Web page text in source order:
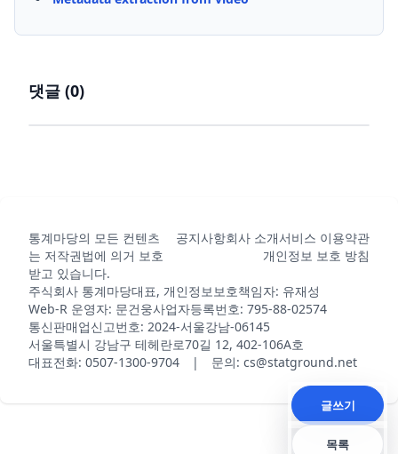
댓글 (0)
통계마당의 모든 컨텐츠
는 저작권법에 의거 보호
받고 있습니다.
공지사항회사 소개서비스 이용약관
개인정보 보호 방침
주식회사 통계마당대표, 개인정보보호책임자: 유재성
Web-R 운영자: 문건웅사업자등록번호: 795-88-02574
통신판매업신고번호: 2024-서울강남-06145
서울특별시 강남구 테헤란로70길 12, 402-106A호
대표전화: 0507-1300-9704 | 문의: cs@statground.net
글쓰기
목록